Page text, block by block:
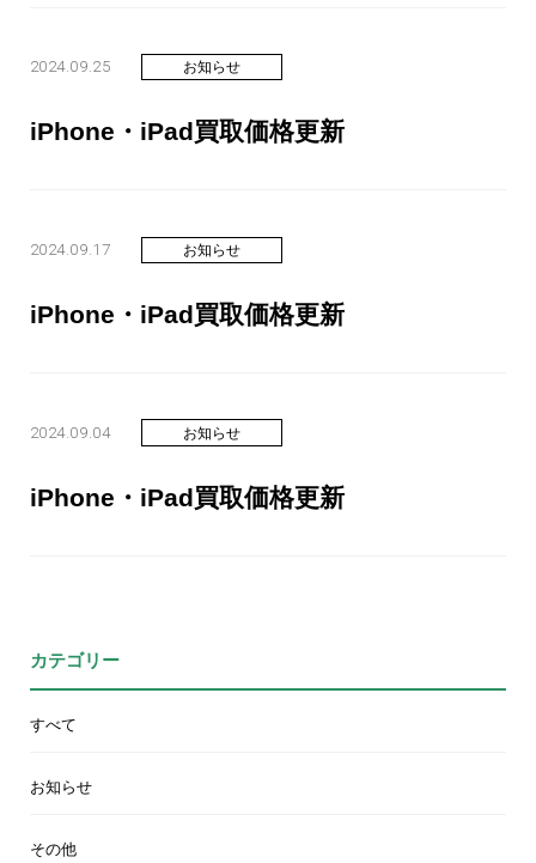
2024.09.25 お知らせ
iPhone・iPad買取価格更新
2024.09.17 お知らせ
iPhone・iPad買取価格更新
2024.09.04 お知らせ
iPhone・iPad買取価格更新
カテゴリー
すべて
お知らせ
その他